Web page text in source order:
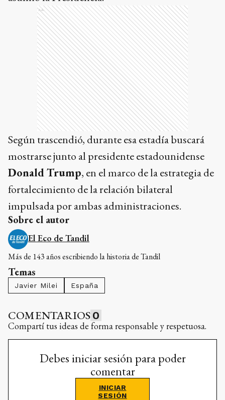
Ads
Según trascendió, durante esa estadía buscará
mostrarse junto al presidente estadounidense
Donald Trump, en el marco de la estrategia de
fortalecimiento de la relación bilateral
impulsada por ambas administraciones.
Sobre el autor
El Eco de Tandil
Más de 143 años escribiendo la historia de Tandil
Temas
Javier Milei España
COMENTARIOS 0
Compartí tus ideas de forma responsable y respetuosa.
Debes iniciar sesión para poder
comentar
INICIAR
SESIÓN